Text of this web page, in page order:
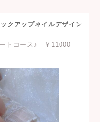
アップネイルデザイン
ートコース♪ ￥11000